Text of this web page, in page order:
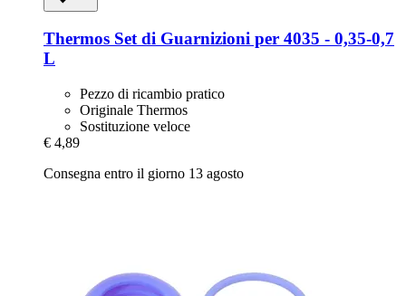
Thermos Set di Guarnizioni per 4035 -​ 0,35-​0,7
L
Pezzo di ricambio pratico
Originale Thermos
Sostituzione veloce
€ 4,89
Consegna entro il giorno 13 agosto